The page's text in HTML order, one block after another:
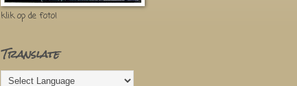
klik op de foto!
Translate